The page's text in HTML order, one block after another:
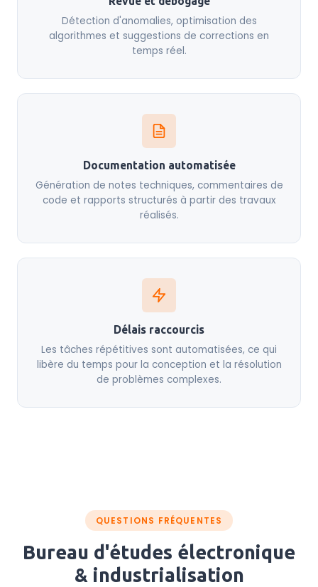
Détection d'anomalies, optimisation des
algorithmes et suggestions de corrections en
temps réel.
Documentation automatisée
Génération de notes techniques, commentaires de
code et rapports structurés à partir des travaux
réalisés.
Délais raccourcis
Les tâches répétitives sont automatisées, ce qui
libère du temps pour la conception et la résolution
de problèmes complexes.
QUESTIONS FRÉQUENTES
Bureau d'études électronique
& industrialisation